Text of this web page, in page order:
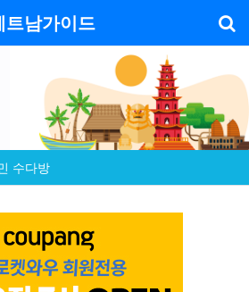
트남가이드
수다방